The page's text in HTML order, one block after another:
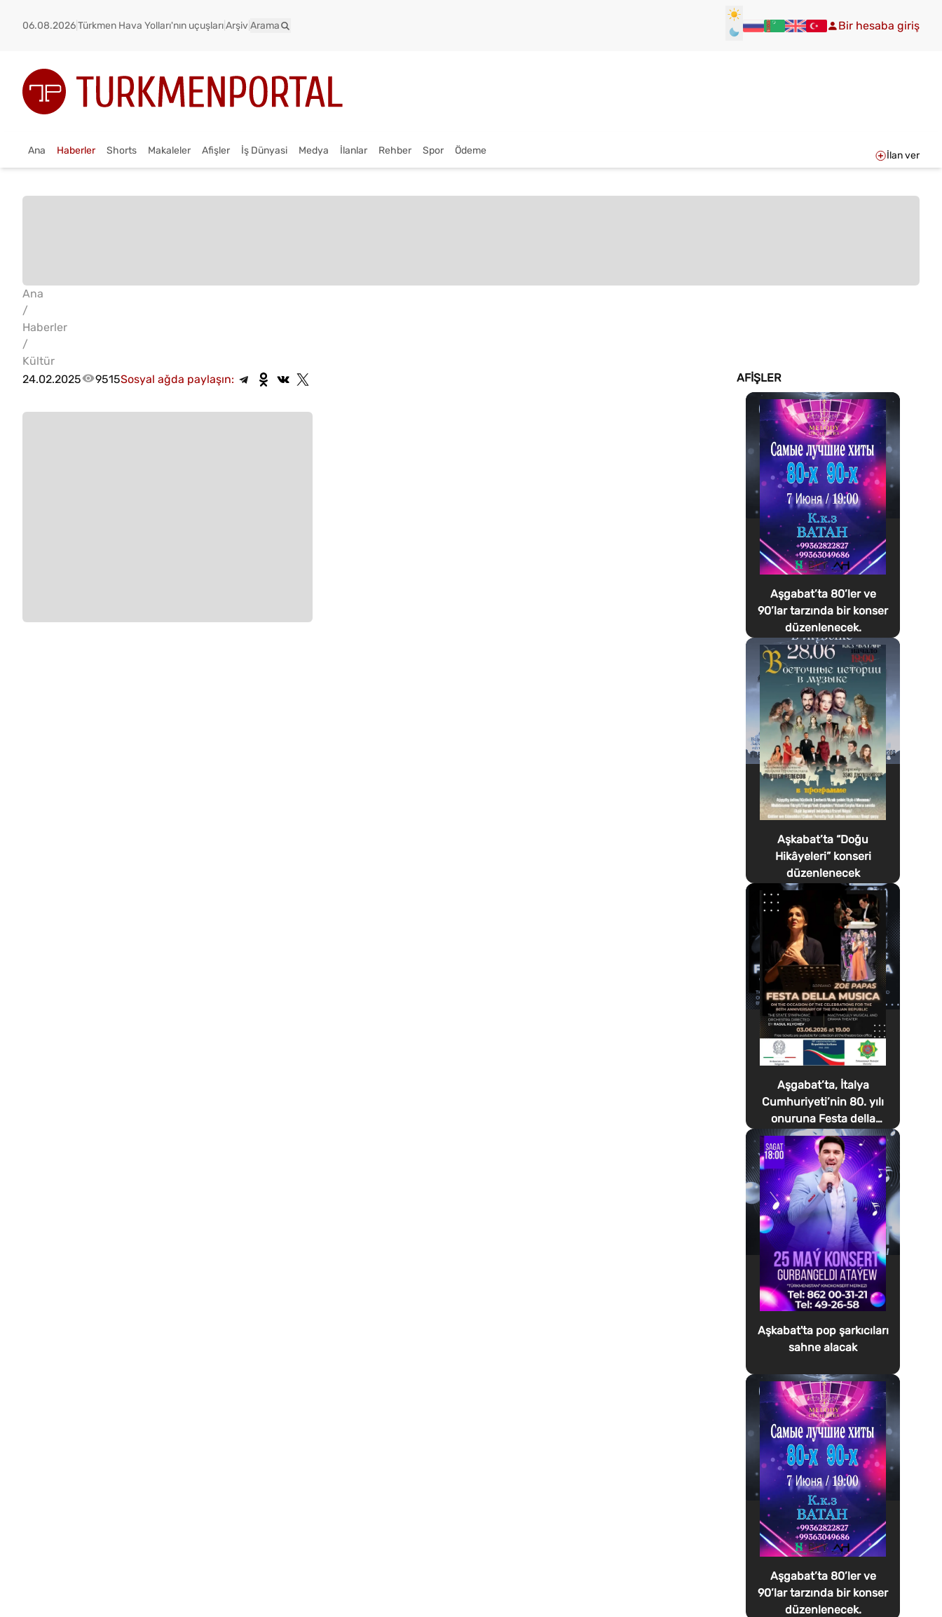
06.08.2026Türkmen Hava Yolları'nın uçuşlarıArşiv Arama Bir hesaba giriş
Ana Haberler Shorts Makaleler Afişler İş Dünyasi Medya İlanlar Rehber Spor Ödeme İlan ver
Ana
/
Haberler
/
Kültür
24.02.2025
9515Sosyal ağda paylaşın: AFIŞLER
Aşgabat’ta 80’ler ve
90’lar tarzında bir konser
düzenlenecek.
Aşkabat’ta “Doğu
Hikâyeleri” konseri
düzenlenecek
Aşgabat’ta, İtalya
Cumhuriyeti’nin 80. yılı
onuruna Festa della
Musica düzenlenecek
Aşkabat'ta pop şarkıcıları
sahne alacak
Aşgabat’ta 80’ler ve
90’lar tarzında bir konser
düzenlenecek.